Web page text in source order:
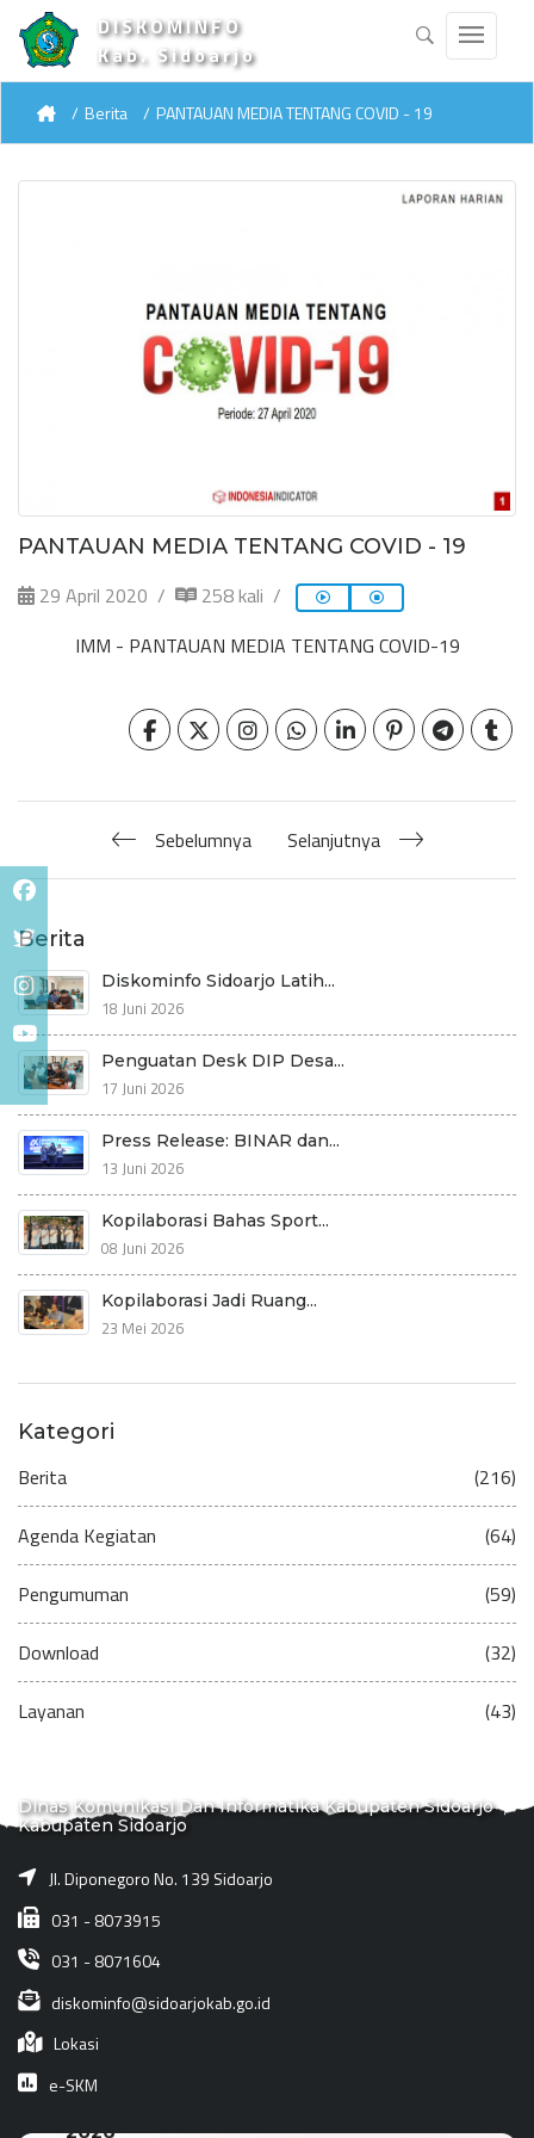
DISKOMINFO
Kab. Sidoarjo
Berita PANTAUAN MEDIA TENTANG COVID - 19
PANTAUAN MEDIA TENTANG COVID - 19
29 April 2020
258 kali
IMM - PANTAUAN MEDIA TENTANG COVID-19
Sebelumnya Selanjutnya
Berita
Diskominfo Sidoarjo Latih...
18 Juni 2026
Penguatan Desk DIP Desa...
17 Juni 2026
Press Release: BINAR dan...
13 Juni 2026
Kopilaborasi Bahas Sport...
08 Juni 2026
Kopilaborasi Jadi Ruang...
23 Mei 2026
Kategori
Berita (216)
Agenda Kegiatan (64)
Pengumuman (59)
Download (32)
Layanan (43)
Dinas Komunikasi Dan Informatika Kabupaten Sidoarjo
Kabupaten Sidoarjo
Jl. Diponegoro No. 139 Sidoarjo
031 - 8073915
031 - 8071604
diskominfo@sidoarjokab.go.id
Lokasi
e-SKM